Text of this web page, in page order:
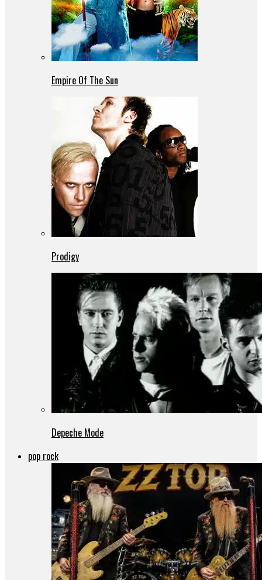
Empire Of The Sun
Prodigy
Depeche Mode
pop rock